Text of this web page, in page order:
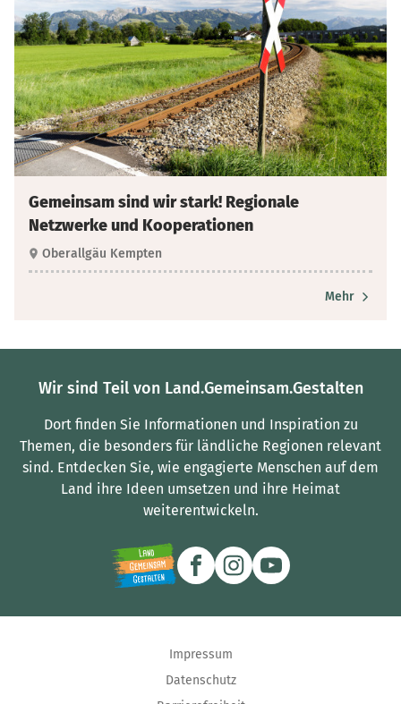
Gemeinsam sind wir stark! Regionale
Netzwerke und Kooperationen
Oberallgäu Kempten
Mehr
Wir sind Teil von Land.Gemeinsam.Gestalten
Dort finden Sie Informationen und Inspiration zu
Themen, die besonders für ländliche Regionen relevant
sind. Entdecken Sie, wie engagierte Menschen auf dem
Land ihre Ideen umsetzen und ihre Heimat
weiterentwickeln.
Impressum
Datenschutz